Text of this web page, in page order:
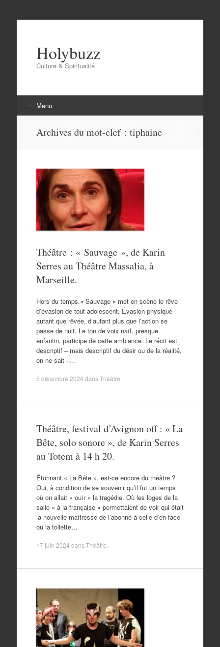
Holybuzz
Culture & Spiritualité
Menu
Archives du mot-clef : tiphaine
Théâtre : « Sauvage », de Karin
Serres au Théâtre Massalia, à
Marseille.
Hors du temps.« Sauvage » met en scène le rêve
d’évasion de tout adolescent. Évasion physique
autant que rêvée, d’autant plus que l’action se
passe de nuit. Le ton de voix naïf, presque
enfantin, participe de cette ambiance. Le récit est
descriptif – mais descriptif du désir ou de la réalité,
on ne sait –…
5 décembre 2024 dansThéâtre
Théâtre, festival d’Avignon off : « La
Bête, solo sonore », de Karin Serres
au Totem à 14 h 20.
Étonnant.« La Bête », est-ce encore du théâtre ?
Oui, à condition de se souvenir qu’il fut un temps
où on allait « ouïr » la tragédie. Où les loges de la
salle « à la française » permettaient de voir qui était
la nouvelle maîtresse de l’abonné à celle d’en face
ou la toilette…
17 juin 2024 dansThéâtre